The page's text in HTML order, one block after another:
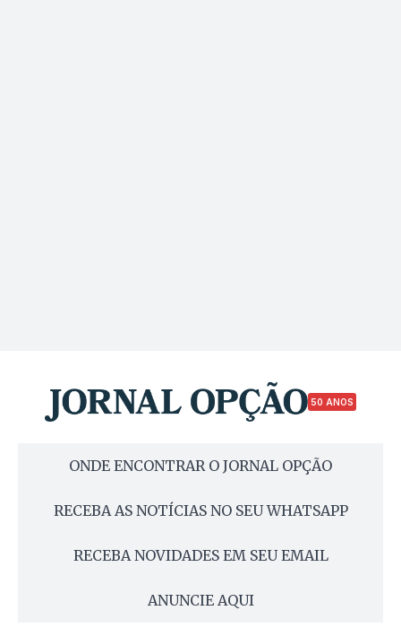
50 ANOS
ONDE ENCONTRAR O JORNAL OPÇÃO
RECEBA AS NOTÍCIAS NO SEU WHATSAPP
RECEBA NOVIDADES EM SEU EMAIL
ANUNCIE AQUI